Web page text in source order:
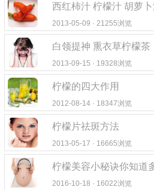
西红柿汁 柠檬汁 胡萝
2013-05-09 · 21255浏览
白领提神 熏衣草柠檬茶
2013-09-15 · 19328浏览
柠檬的四大作用
2012-08-14 · 18347浏览
柠檬片祛斑方法
2013-05-17 · 16665浏览
柠檬美容小秘诀你知道
2016-10-18 · 16022浏览